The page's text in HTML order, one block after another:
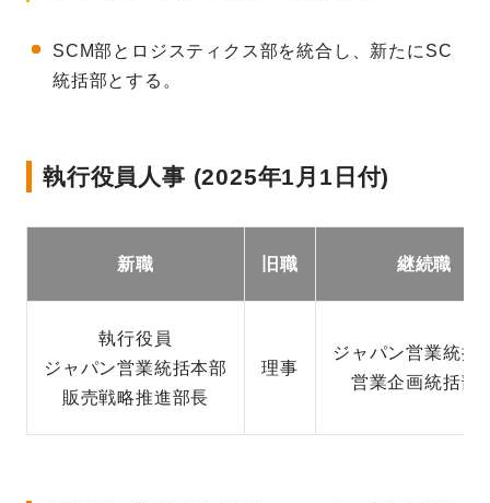
SCM部とロジスティクス部を統合し、新たにSC
統括部とする。
執行役員人事 (2025年1月1日付)
新職 旧職 継続職
執行役員
ジャパン営業統括本部
販売戦略推進部長
理事
ジャパン営業統括
営業企画統括部